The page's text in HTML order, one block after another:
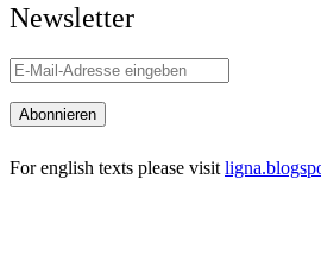
Newsletter
For english texts please visit